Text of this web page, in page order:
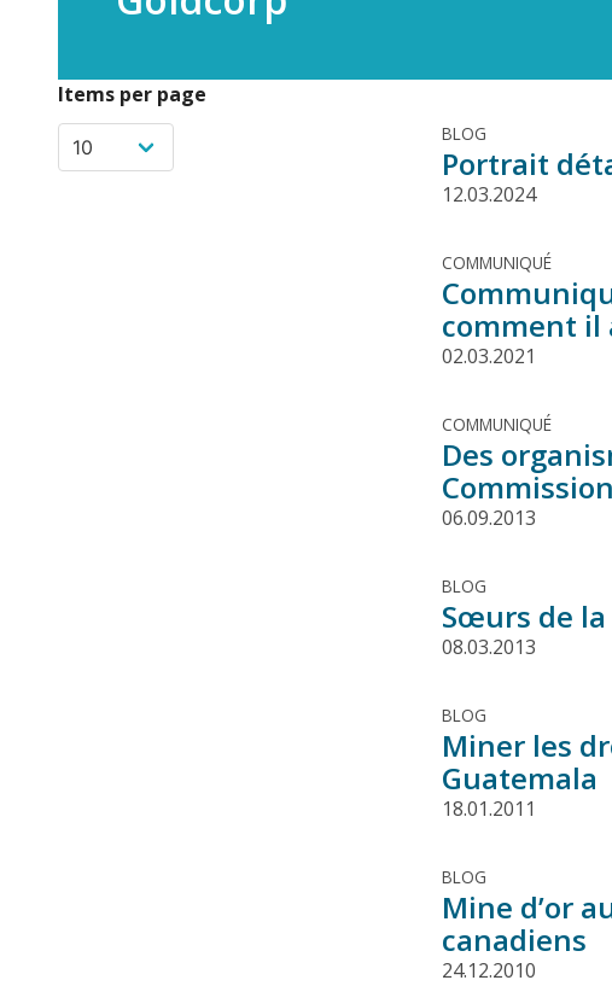
Items per page
BLOG
Portrait
12.03.2024
COMMUNIQUÉ
comment il
02.03.2021
COMMUNIQUÉ
Des
06.09.2013
BLOG
Sœurs de
08.03.2013
BLOG
Miner les
Guatemala
18.01.2011
BLOG
Mine d’or
canadiens
24.12.2010